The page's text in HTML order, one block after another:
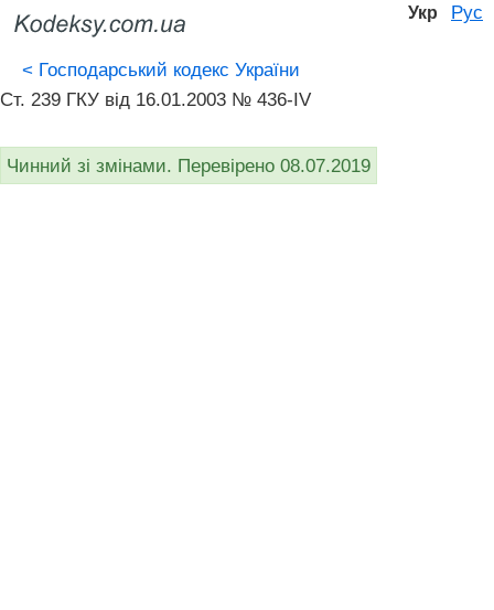
Укр Рус
< Господарський кодекс України
Ст. 239 ГКУ від 16.01.2003 № 436-IV
Чинний зі змінами. Перевірено 08.07.2019